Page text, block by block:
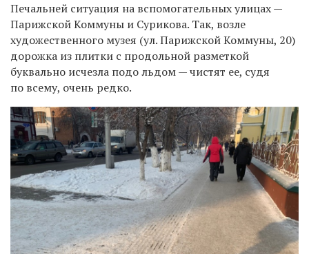
Печальней ситуация на вспомогательных улицах —
Парижской Коммуны и Сурикова. Так, возле
художественного музея (ул. Парижской Коммуны, 20)
дорожка из плитки с продольной разметкой
буквально исчезла подо льдом — чистят ее, судя
по всему, очень редко.